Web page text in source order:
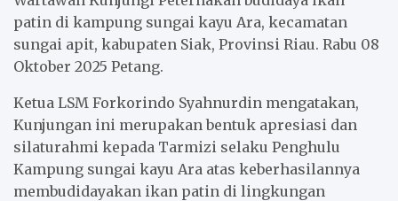
o
k
r
p
p
patin di kampung sungai kayu Ara, kecamatan
sungai apit, kabupaten Siak, Provinsi Riau. Rabu 08
Oktober 2025 Petang.
Ketua LSM Forkorindo Syahnurdin mengatakan,
Kunjungan ini merupakan bentuk apresiasi dan
silaturahmi kepada Tarmizi selaku Penghulu
Kampung sungai kayu Ara atas keberhasilannya
membudidayakan ikan patin di lingkungan